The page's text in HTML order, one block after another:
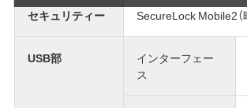
セキュリティー SecureLock Mobile2（
USB部
インターフェー
ス